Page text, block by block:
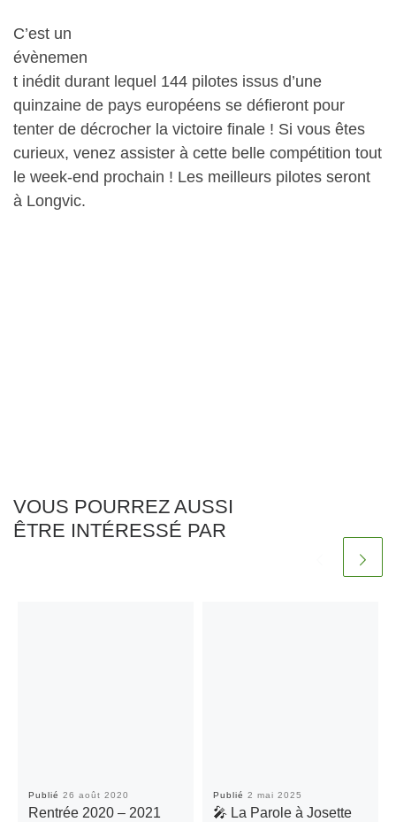
C’est un
évènemen
t inédit durant lequel 144 pilotes issus d’une
quinzaine de pays européens se défieront pour
tenter de décrocher la victoire finale ! Si vous êtes
curieux, venez assister à cette belle compétition tout
le week-end prochain ! Les meilleurs pilotes seront
à Longvic.
VOUS POURREZ AUSSI
ÊTRE INTÉRESSÉ PAR
Publié 26 août 2020
Rentrée 2020 – 2021
Publié 2 mai 2025
🎤 La Parole à Josette